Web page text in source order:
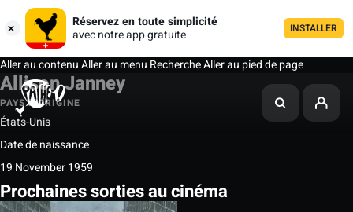
Réservez en toute simplicité
avec notre app gratuite
INSTALLER
Aller au contenuAller au menu RechercheAller au pied de page
Allison Janney
PAYS D'ORIGINE
États-Unis
Date de naissance
19 November 1959
Prochaines sorties au cinéma